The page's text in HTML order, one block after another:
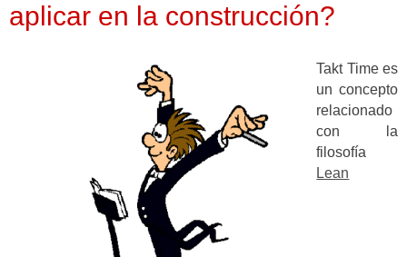
aplicar en la construcción?
Takt Time es
un concepto
relacionado
con la
filosofía
Lean